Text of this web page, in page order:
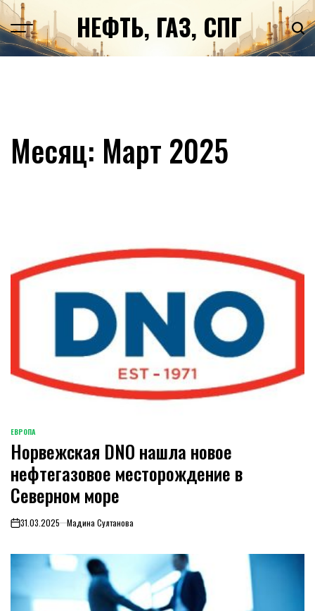
Перейти
к
содержимомуНЕФТЬ, ГАЗ, СПГ
Месяц: Март 2025
ОПУБЛИКОВАНО
В
ЕВРОПА
Норвежская DNO нашла новое
нефтегазовое месторождение в
Северном море
on31.03.2025 Мадина Султанова